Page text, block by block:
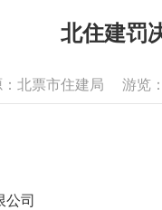
北住建罚
：北票市住建局 游览：
程有限公司
有限公司